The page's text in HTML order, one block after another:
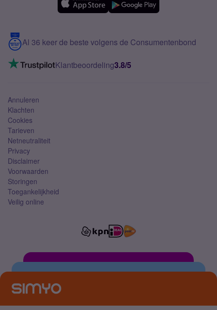
Meerdere nummers
5G internet
Mobiel internet
Mobiel abonnement
Contact
VoLTE 4G bellen
Al 36 keer de beste volgens de Consumentenbond
Klantbeoordeling3.8/5
Annuleren
Klachten
Cookies
Tarieven
Netneutraliteit
Privacy
Disclaimer
Voorwaarden
Storingen
Toegankelijkheid
Veilig online